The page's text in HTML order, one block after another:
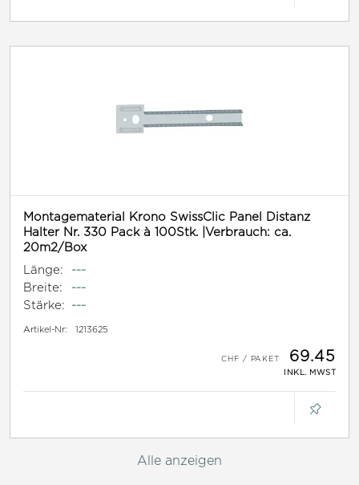
Montagematerial Krono SwissClic Panel Distanz
Halter Nr. 330 Pack à 100Stk. |Verbrauch: ca.
20m2/Box
Länge:
---
Breite:
---
Stärke:
---
Artikel-Nr: 1213625
69.45
INKL. MWST
Alle anzeigen